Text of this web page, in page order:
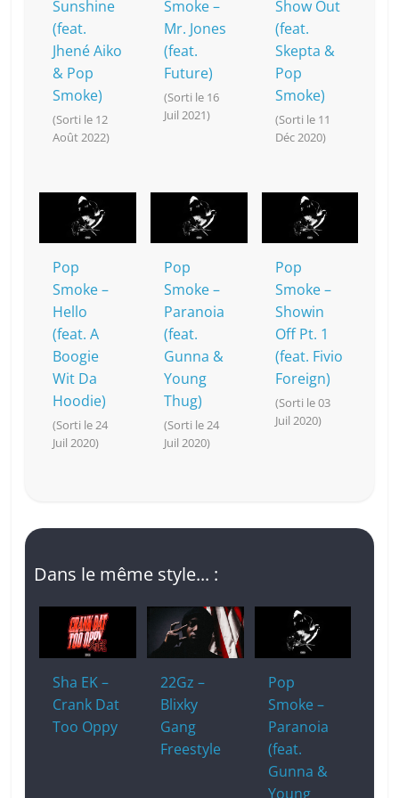
Sunshine
(feat.
Jhené Aiko
& Pop
Smoke)
(Sorti le 12
Août 2022)
Smoke –
Mr. Jones
(feat.
Future)
(Sorti le 16
Juil 2021)
Show Out
(feat.
Skepta &
Pop
Smoke)
(Sorti le 11
Déc 2020)
Pop
Smoke –
Hello
(feat. A
Boogie
Wit Da
Hoodie)
(Sorti le 24
Juil 2020)
Pop
Smoke –
Paranoia
(feat.
Gunna &
Young
Thug)
(Sorti le 24
Juil 2020)
Pop
Smoke –
Showin
Off Pt. 1
(feat. Fivio
Foreign)
(Sorti le 03
Juil 2020)
Dans le même style... :
Sha EK –
Crank Dat
Too Oppy
22Gz –
Blixky
Gang
Freestyle
Pop
Smoke –
Paranoia
(feat.
Gunna &
Young